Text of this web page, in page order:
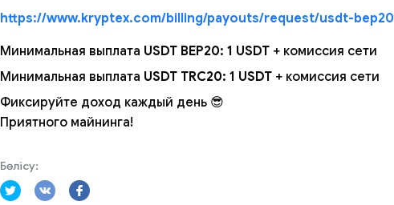
https://www.kryptex.com/billing/payouts/request/usdt-bep20
Минимальная выплата USDT BEP20: 1 USDT + комиссия сети
Минимальная выплата USDT TRC20: 1 USDT + комиссия сети
Фиксируйте доход каждый день 😎
Приятного майнинга!
Бөлісу: